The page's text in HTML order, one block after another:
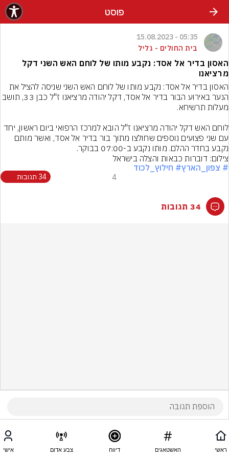
פוסט
05:35 - 15.08.2023
בית החולים - גליל
האסון בדיר אל אסד: נקבע מותו של לוחם האש השני דקל
מרציאנו
הנער באירוע הבור בדיר אל אסד, דקל יהודה מרציאנו ז"ל כבן 33, תושב
לוחם האש דקל יהודה מרציאנו ז"ל הובא למרכז הרפואי ביום ראשון, יחד
נקבע בחדר ההלם. מותו נקבע ב-07:00 בבוקר.
צילום: דוברות כבאות והצלה בישראל
# צפון_הארץ# חילוץ_לכוד
4 34 תגובות
34 תגובות
ראשי האשטאגים דיווח צבע אדום אישי